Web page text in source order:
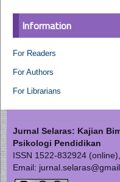
Information
For Readers
For Authors
For Librarians
Jurnal Selaras: Kajian
Psikologi Pendidikan
ISSN 1522-832924
Email: